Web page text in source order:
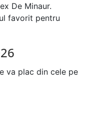
De Minaur.
favorit pentru
va plac din cele pe